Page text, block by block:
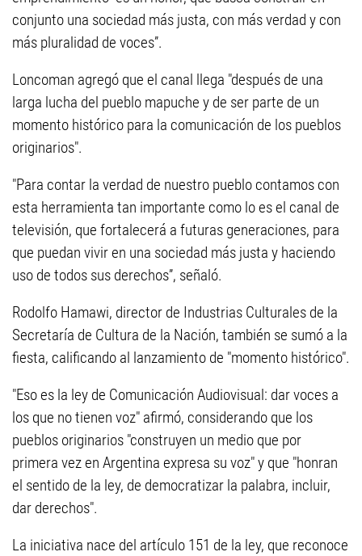
conjunto una sociedad más justa, con más verdad y con
más pluralidad de voces”.
Loncoman agregó que el canal llega "después de una
larga lucha del pueblo mapuche y de ser parte de un
momento histórico para la comunicación de los pueblos
originarios".
"Para contar la verdad de nuestro pueblo contamos con
esta herramienta tan importante como lo es el canal de
televisión, que fortalecerá a futuras generaciones, para
que puedan vivir en una sociedad más justa y haciendo
uso de todos sus derechos”, señaló.
Rodolfo Hamawi, director de Industrias Culturales de la
Secretaría de Cultura de la Nación, también se sumó a la
fiesta, calificando al lanzamiento de "momento histórico".
"Eso es la ley de Comunicación Audiovisual: dar voces a
los que no tienen voz" afirmó, considerando que los
pueblos originarios "construyen un medio que por
primera vez en Argentina expresa su voz" y que "honran
el sentido de la ley, de democratizar la palabra, incluir,
dar derechos".
La iniciativa nace del artículo 151 de la ley, que reconoce